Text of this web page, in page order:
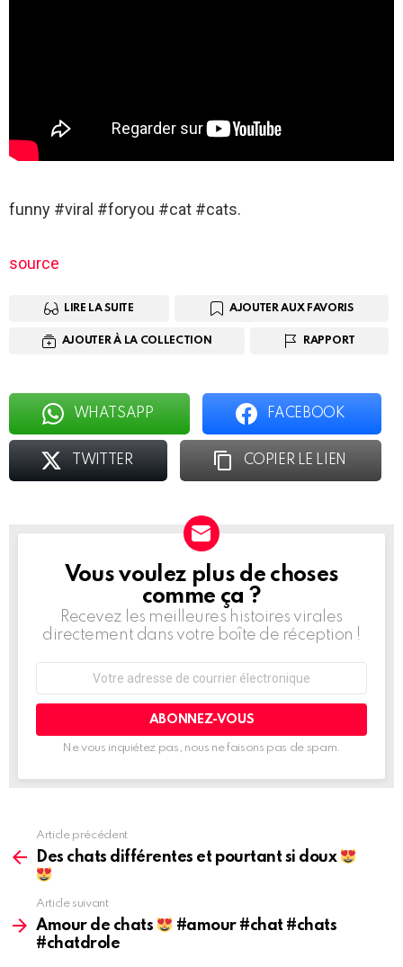
funny #viral #foryou #cat #cats.
source
LIRE LA SUITE AJOUTER AUX FAVORIS
AJOUTER À LA COLLECTION RAPPORT
WHATSAPP FACEBOOK
TWITTER COPIER LE LIEN
BULLETIN
D'INFORMATION
Vous voulez plus de choses
comme ça ?
Recevez les meilleures histoires virales
directement dans votre boîte de réception !
courrier
Ne vous inquiétez pas, nous ne faisons pas de spam.
Voir
plus
d'informations
Article précédent
Des chats différentes et pourtant si doux
Article suivant
Amour de chats
#amour #chat #chats
#chatdrole